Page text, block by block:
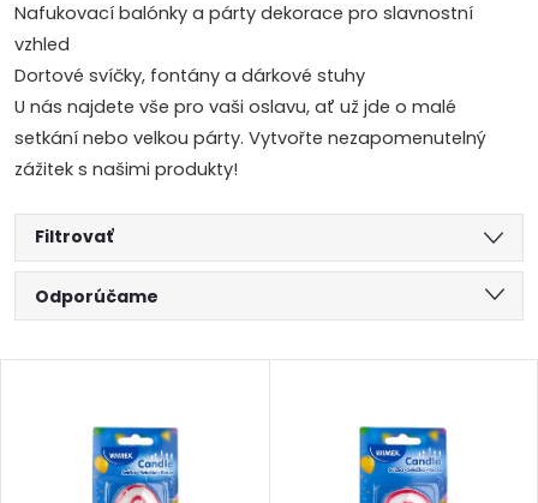
Nafukovací balónky a párty dekorace pro slavnostní
vzhled
Dortové svíčky, fontány a dárkové stuhy
U nás najdete vše pro vaši oslavu, ať už jde o malé
setkání nebo velkou párty. Vytvořte nezapomenutelný
zážitek s našimi produkty!
Filtrovať
R
a
Odporúčame
Abecedne